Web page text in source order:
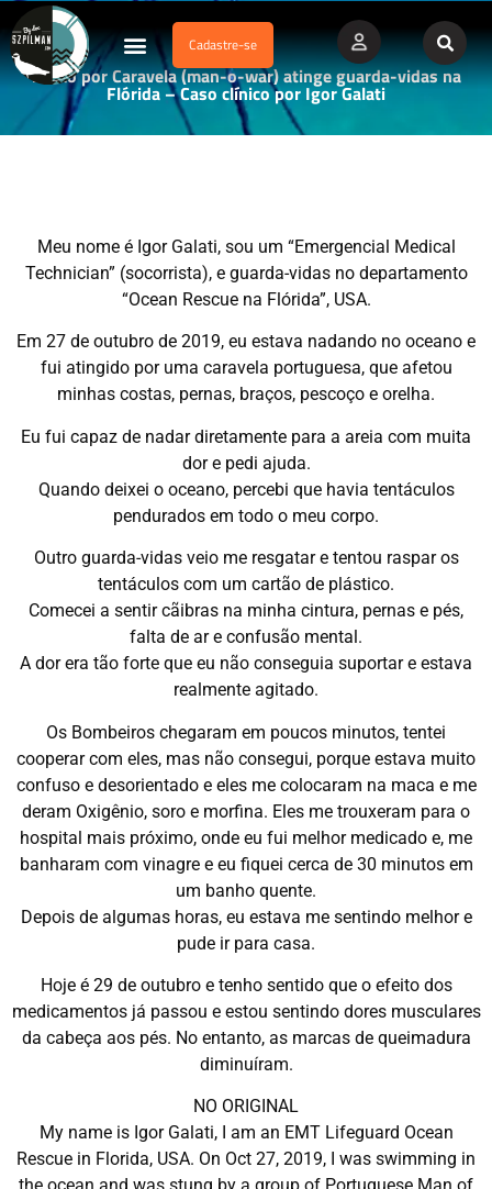
Cadastre-se
Lesão por Caravela (man-o-war) atinge guarda-vidas na
Flórida – Caso clínico por Igor Galati
Meu nome é Igor Galati, sou um “Emergencial Medical
Technician” (socorrista), e guarda-vidas no departamento
“Ocean Rescue na Flórida”, USA.
Em 27 de outubro de 2019, eu estava nadando no oceano e
fui atingido por uma caravela portuguesa, que afetou
minhas costas, pernas, braços, pescoço e orelha.
Eu fui capaz de nadar diretamente para a areia com muita
dor e pedi ajuda.
Quando deixei o oceano, percebi que havia tentáculos
pendurados em todo o meu corpo.
Outro guarda-vidas veio me resgatar e tentou raspar os
tentáculos com um cartão de plástico.
Comecei a sentir cãibras na minha cintura, pernas e pés,
falta de ar e confusão mental.
A dor era tão forte que eu não conseguia suportar e estava
realmente agitado.
Os Bombeiros chegaram em poucos minutos, tentei
cooperar com eles, mas não consegui, porque estava muito
confuso e desorientado e eles me colocaram na maca e me
deram Oxigênio, soro e morfina. Eles me trouxeram para o
hospital mais próximo, onde eu fui melhor medicado e, me
banharam com vinagre e eu fiquei cerca de 30 minutos em
um banho quente.
Depois de algumas horas, eu estava me sentindo melhor e
pude ir para casa.
Hoje é 29 de outubro e tenho sentido que o efeito dos
medicamentos já passou e estou sentindo dores musculares
da cabeça aos pés. No entanto, as marcas de queimadura
diminuíram.
NO ORIGINAL
My name is Igor Galati, I am an EMT Lifeguard Ocean
Rescue in Florida, USA. On Oct 27, 2019, I was swimming in